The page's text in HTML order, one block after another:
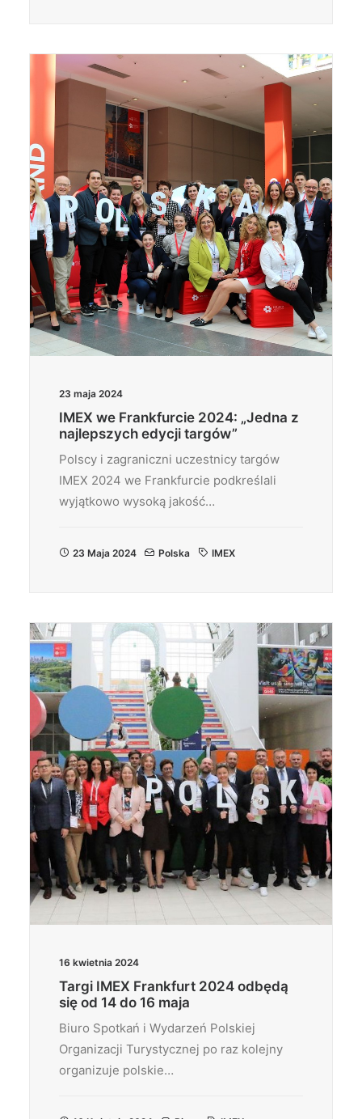
23 maja 2024
IMEX we Frankfurcie 2024: „Jedna z
najlepszych edycji targów”
Polscy i zagraniczni uczestnicy targów
IMEX 2024 we Frankfurcie podkreślali
wyjątkowo wysoką jakość…
23 Maja 2024 Polska IMEX
16 kwietnia 2024
Targi IMEX Frankfurt 2024 odbędą
się od 14 do 16 maja
Biuro Spotkań i Wydarzeń Polskiej
Organizacji Turystycznej po raz kolejny
organizuje polskie…